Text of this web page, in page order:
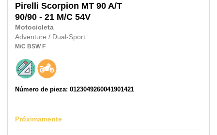
Pirelli Scorpion MT 90 A/T
90/90 - 21 M/C 54V
Motocicleta
Adventure / Dual-Sport
M/C BSW F
Número de pieza: 0123049260041901421
Próximamente